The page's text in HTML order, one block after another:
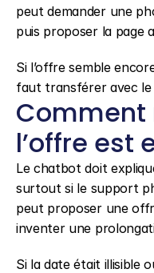
peut demander une
puis proposer la page
Si l’offre semble
faut transférer avec le
Comment
l’offre est
Le chatbot doit
surtout si le support
peut proposer une
inventer une
Si la date était illisible